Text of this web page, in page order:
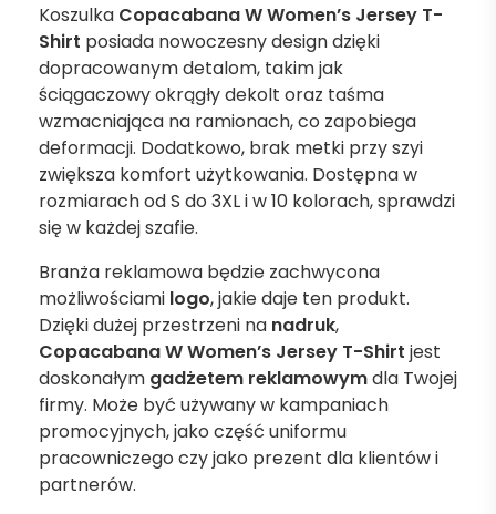
Koszulka Copacabana W Women’s Jersey T-
Shirt posiada nowoczesny design dzięki
dopracowanym detalom, takim jak
ściągaczowy okrągły dekolt oraz taśma
wzmacniająca na ramionach, co zapobiega
deformacji. Dodatkowo, brak metki przy szyi
zwiększa komfort użytkowania. Dostępna w
rozmiarach od S do 3XL i w 10 kolorach, sprawdzi
się w każdej szafie.
Branża reklamowa będzie zachwycona
możliwościami logo, jakie daje ten produkt.
Dzięki dużej przestrzeni na nadruk,
Copacabana W Women’s Jersey T-Shirt jest
doskonałym gadżetem reklamowymdla Twojej
firmy. Może być używany w kampaniach
promocyjnych, jako część uniformu
pracowniczego czy jako prezent dla klientów i
partnerów.